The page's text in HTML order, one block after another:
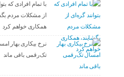
با تمام افرادی که
از مشکلات مردم
همکاری خواهم کرد
نرخ بیکاری بهار
تک‌رقمی باقی ماند